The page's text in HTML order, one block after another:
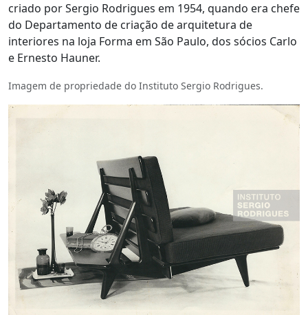
criado por Sergio Rodrigues em 1954, quando era chefe
do Departamento de criação de arquitetura de
interiores na loja Forma em São Paulo, dos sócios Carlo
e Ernesto Hauner.
Imagem de propriedade do Instituto Sergio Rodrigues.